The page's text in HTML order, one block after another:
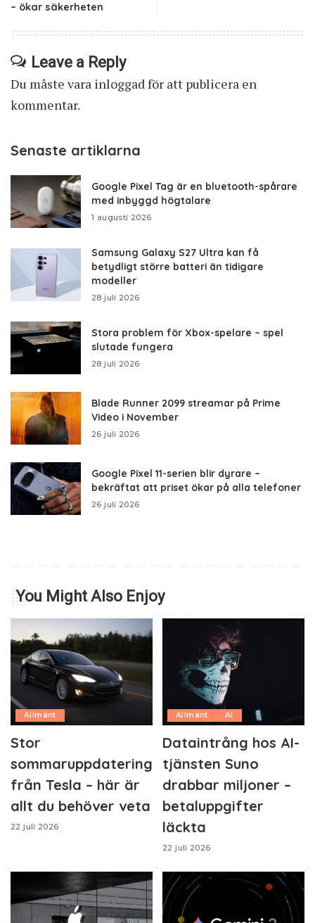
– ökar säkerheten
Leave a Reply
Du måste vara inloggadför att publicera en
kommentar.
Senaste artiklarna
Google Pixel Tag är en bluetooth-spårare
med inbyggd högtalare
1 augusti 2026
Samsung Galaxy S27 Ultra kan få
betydligt större batteri än tidigare
modeller
28 juli 2026
Stora problem för Xbox-spelare – spel
slutade fungera
28 juli 2026
Blade Runner 2099 streamar på Prime
Video i November
26 juli 2026
Google Pixel 11-serien blir dyrare –
bekräftat att priset ökar på alla telefoner
26 juli 2026
You Might Also Enjoy
Allmänt
Stor
sommaruppdatering
från Tesla – här är
allt du behöver veta
22 juli 2026
Allmänt AI
Dataintrång hos AI-
tjänsten Suno
drabbar miljoner –
betaluppgifter
läckta
22 juli 2026